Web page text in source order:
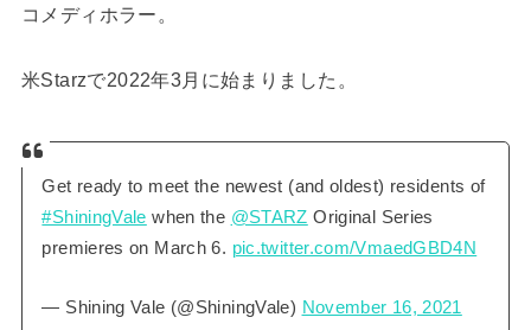
コメディホラー。
米Starzで2022年3月に始まりました。
Get ready to meet the newest (and oldest) residents of
#ShiningVale when the @STARZ Original Series
premieres on March 6. pic.twitter.com/VmaedGBD4N
— Shining Vale (@ShiningVale) November 16, 2021